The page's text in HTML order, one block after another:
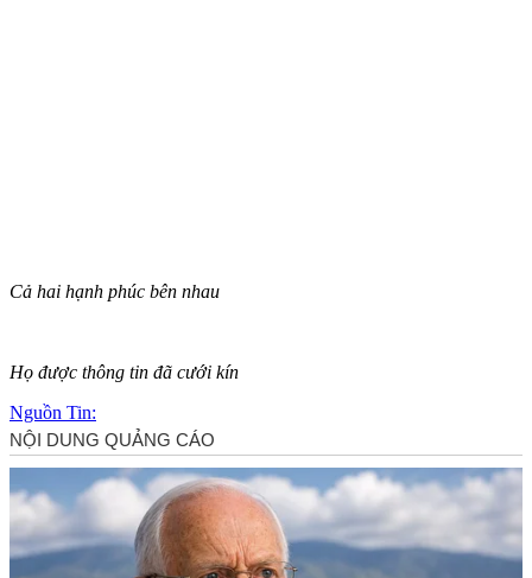
Cả hai hạnh phúc bên nhau
Họ được thông tin đã cưới kín
Nguồn Tin: